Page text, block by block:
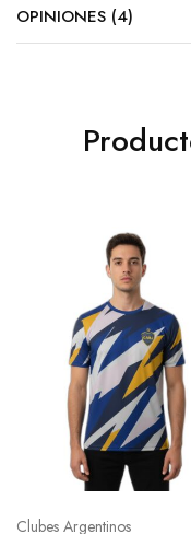
OPINIONES (4)
Clubes Argentinos